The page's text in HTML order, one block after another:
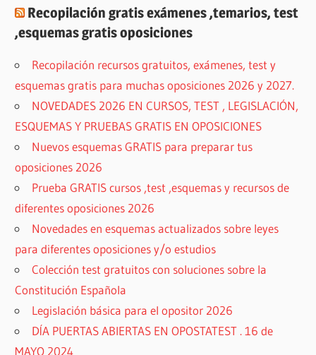
Recopilación gratis exámenes ,temarios, test
,esquemas gratis oposiciones
Recopilación recursos gratuitos, exámenes, test y
esquemas gratis para muchas oposiciones 2026 y 2027.
NOVEDADES 2026 EN CURSOS, TEST , LEGISLACIÓN,
ESQUEMAS Y PRUEBAS GRATIS EN OPOSICIONES
Nuevos esquemas GRATIS para preparar tus
oposiciones 2026
Prueba GRATIS cursos ,test ,esquemas y recursos de
diferentes oposiciones 2026
Novedades en esquemas actualizados sobre leyes
para diferentes oposiciones y/o estudios
Colección test gratuitos con soluciones sobre la
Constitución Española
Legislación básica para el opositor 2026
DÍA PUERTAS ABIERTAS EN OPOSTATEST . 16 de
MAYO 2024